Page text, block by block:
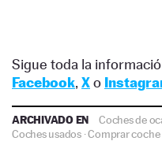
Sigue toda la
Facebook, Xo
ARCHIVADO EN Coches de
Coches usados ·Comprar coche